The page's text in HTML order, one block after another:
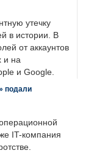
утечку
в истории. В
от аккаунтов
и на
и Google.
подали
IT-компания